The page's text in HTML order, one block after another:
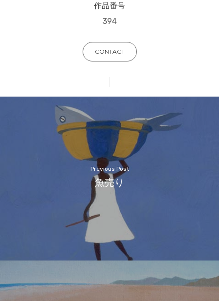
作品番号
394
CONTACT
Previous Post
魚売り